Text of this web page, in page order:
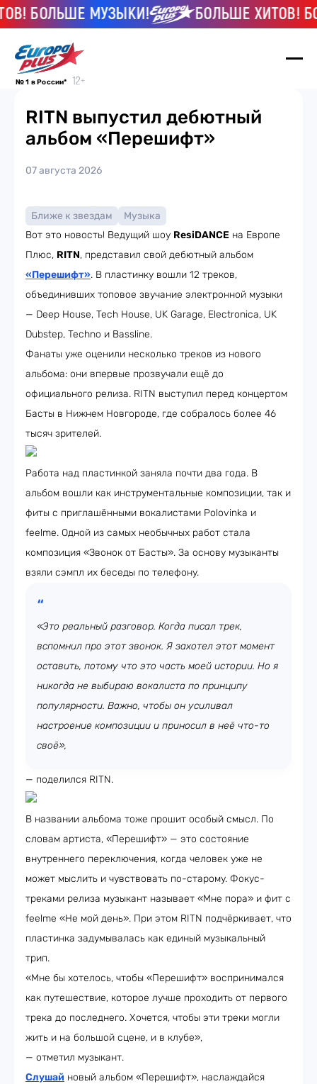
БОЛЬШЕ МУЗЫКИ! БОЛЬШЕ ХИТОВ!
№ 1 в России*
RITN выпустил дебютный
альбом «Перешифт»
07 августа 2026
Ближе к звездам
Музыка
Вот это новость! Ведущий шоу ResiDANCE на Европе
Плюс, RITN, представил свой дебютный альбом
«Перешифт». В пластинку вошли 12 треков,
объединивших топовое звучание электронной музыки
— Deep House, Tech House, UK Garage, Electronica, UK
Dubstep, Techno и Bassline.
Фанаты уже оценили несколько треков из нового
альбома: они впервые прозвучали ещё до
официального релиза. RITN выступил перед концертом
Басты в Нижнем Новгороде, где собралось более 46
тысяч зрителей.
Работа над пластинкой заняла почти два года. В
альбом вошли как инструментальные композиции, так и
фиты с приглашёнными вокалистами Polovinka и
feelme. Одной из самых необычных работ стала
композиция «Звонок от Басты». За основу музыканты
взяли сэмпл их беседы по телефону.
«Это реальный разговор. Когда писал трек,
вспомнил про этот звонок. Я захотел этот момент
оставить, потому что это часть моей истории. Но я
никогда не выбираю вокалиста по принципу
популярности. Важно, чтобы он усиливал
настроение композиции и приносил в неё что-то
своё»,
— поделился RITN.
В названии альбома тоже прошит особый смысл. По
словам артиста, «Перешифт» — это состояние
внутреннего переключения, когда человек уже не
может мыслить и чувствовать по-старому. Фокус-
треками релиза музыкант называет «Мне пора» и фит с
feelme «Не мой день». При этом RITN подчёркивает, что
пластинка задумывалась как единый музыкальный
трип.
«Мне бы хотелось, чтобы «Перешифт» воспринимался
как путешествие, которое лучше проходить от первого
трека до последнего. Хочется, чтобы эти треки могли
жить и на большой сцене, и в клубе»,
— отметил музыкант.
Слушай новый альбом «Перешифт», наслаждайся